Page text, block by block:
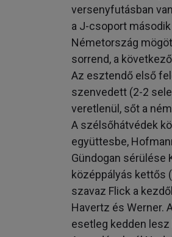
versenyfutásban
a J-csoport második
Németország
sorrend, a
Az esztendő első
szenvedett (2-2
veretlenül, sőt a
A szélsőhátvédek
együttesbe,
Gündogan sérülése
középpályás kettős
szavaz Flick a
Havertz és Werner.
esetleg kedden lesz